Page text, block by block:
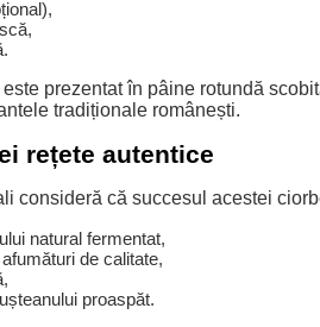
prezentat în pâine rotundă
tradiționale românești.
rețete autentice
consideră că succesul acestei
natural fermentat,
de calitate,
proaspăt.